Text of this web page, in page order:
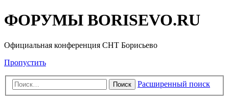
ФОРУМЫ BORISEVO.RU
Официальная конференция СНТ Борисьево
Пропустить
Поиск Расширенный поиск